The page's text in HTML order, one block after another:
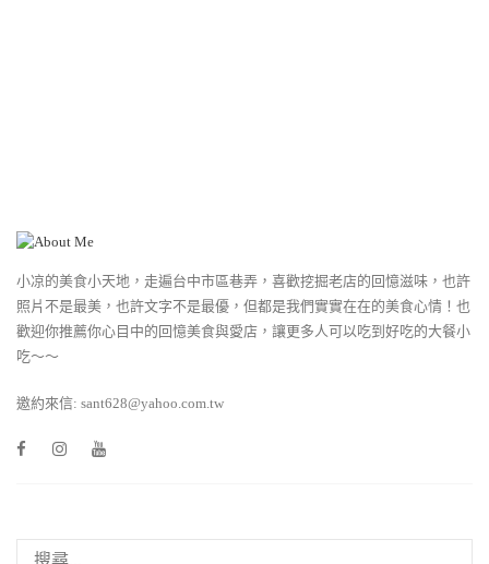
小凉的美食小天地，走遍台中市區巷弄，喜歡挖掘老店的回憶滋味，也許
照片不是最美，也許文字不是最優，但都是我們實實在在的美食心情！也
歡迎你推薦你心目中的回憶美食與愛店，讓更多人可以吃到好吃的大餐小
吃～～
邀約來信: sant628@yahoo.com.tw